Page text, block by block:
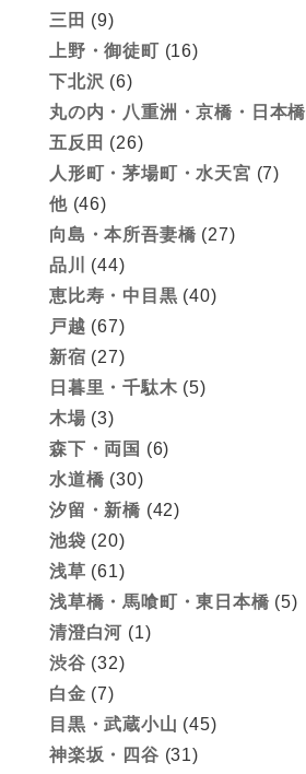
三田 (9)
上野・御徒町 (16)
下北沢 (6)
丸の内・八重洲・京橋・日本橋
五反田 (26)
人形町・茅場町・水天宮 (7)
他(46)
向島・本所吾妻橋 (27)
品川
(44)
恵比寿・中目黒 (40)
戸越 (67)
新宿 (27)
日暮里・千駄木 (5)
木場 (3)
森下・両国 (6)
水道橋 (30)
汐留・新橋 (42)
池袋 (20)
浅草 (61)
浅草橋・馬喰町・東日本橋 (5)
清澄白河 (1)
渋谷 (32)
白金 (7)
目黒・武蔵小山 (45)
神楽坂・四谷 (31)